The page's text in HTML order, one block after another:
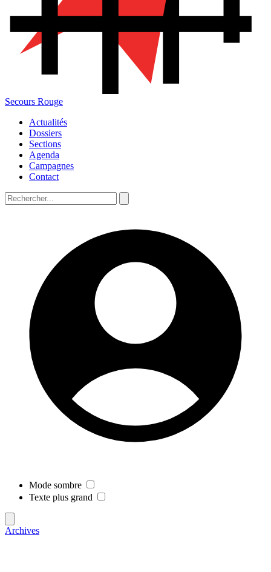
Secours Rouge
Actualités
Dossiers
Sections
Agenda
Campagnes
Contact
Mode sombre
Texte plus grand
Archives